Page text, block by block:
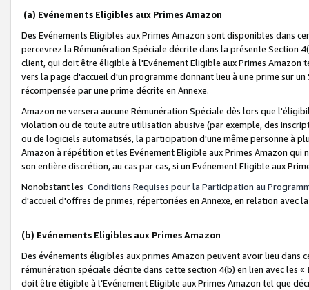
(a) Evénements Eligibles aux Primes Amazon
Des Evénements Eligibles aux Primes Amazon sont disponibles dans
percevrez la Rémunération Spéciale décrite dans la présente Section
client, qui doit être éligible à l'Evénement Eligible aux Primes Amazon
vers la page d'accueil d'un programme donnant lieu à une prime sur
récompensée par une prime décrite en Annexe.
Amazon ne versera aucune Rémunération Spéciale dès lors que
violation ou de toute autre utilisation abusive (par exemple, des
ou de logiciels automatisés, la participation d'une même personne à
Amazon à répétition et les Evénement Eligible aux Primes Amazon qui
son entière discrétion, au cas par cas, si un Evénement Eligible aux
Nonobstant les Conditions Requises pour la Participation au
d'accueil d'offres de primes, répertoriées en Annexe, en relation avec
(b) Evénements Eligibles aux Primes Amazon
Des événements éligibles aux primes Amazon peuvent avoir lieu dans
rémunération spéciale décrite dans cette section 4(b) en lien avec les «
doit être éligible à l’Evénement Eligible aux Primes Amazon tel que